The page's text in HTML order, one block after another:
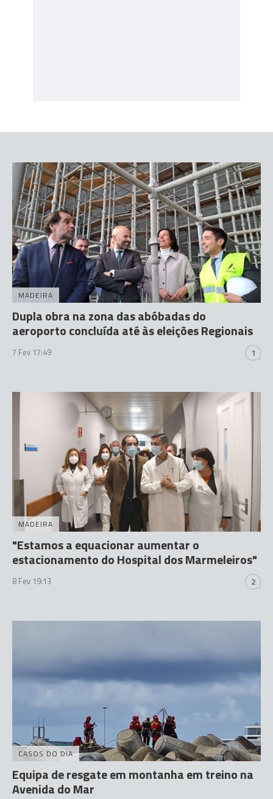
MADEIRA
Dupla obra na zona das abóbadas do
aeroporto concluída até às eleições Regionais
7 Fev 17:49 1
MADEIRA
"Estamos a equacionar aumentar o
estacionamento do Hospital dos Marmeleiros"
8 Fev 19:13 2
CASOS DO DIA
Equipa de resgate em montanha em treino na
Avenida do Mar